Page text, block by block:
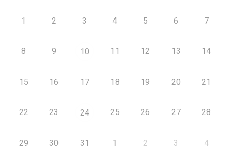
1 2 3 4 5 6 7
8 9 10 11 12 13 14
15 16 17 18 19 20 21
22 23 24 25 26 27 28
29 30 31 1 2 3 4